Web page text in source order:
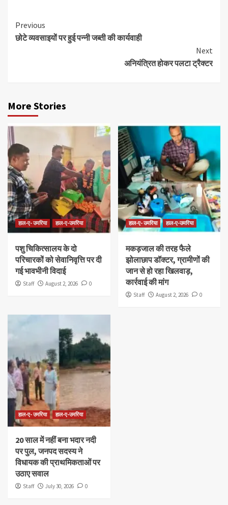
Previous
छोटे व्यवसाइयों पर हुई पन्नी जब्ती की कार्यवाही
Next
अनियंत्रित होकर पलटा ट्रैक्टर
More Stories
हाल-ए- उमरिया हाल-ए-उमरिया
पशु चिकित्सालय के दो
परिचारकों को सेवानिवृत्ति पर दी
गई भावभीनी विदाई
Staff August 2, 2026 0
हाल-ए- उमरिया हाल-ए-उमरिया
मकड़जाल की तरह फैले
झोलाछाप डॉक्टर, ग्रामीणों की
जान से हो रहा खिलवाड़,
कार्रवाई की मांग
Staff August 2, 2026 0
हाल-ए- उमरिया हाल-ए-उमरिया
20 साल में नहीं बना भदार नदी
पर पुल, जनपद सदस्य ने
विधायक की प्राथमिकताओं पर
उठाए सवाल
Staff July 30, 2026 0